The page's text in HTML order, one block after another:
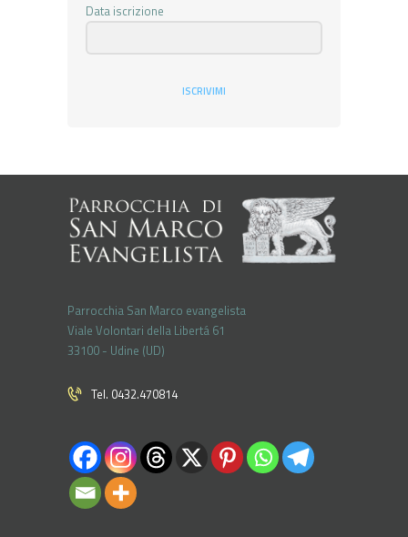
Data iscrizione
ISCRIVIMI
Parrocchia San Marco evangelista
Viale Volontari della Libertá 61
33100 - Udine (UD)
Tel. 0432.470814